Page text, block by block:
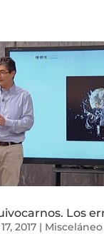
Los
2017| Misceláneo